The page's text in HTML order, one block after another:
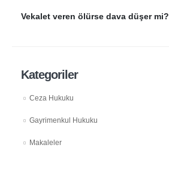
Vekalet veren ölürse dava düşer mi?
Kategoriler
Ceza Hukuku
Gayrimenkul Hukuku
Makaleler